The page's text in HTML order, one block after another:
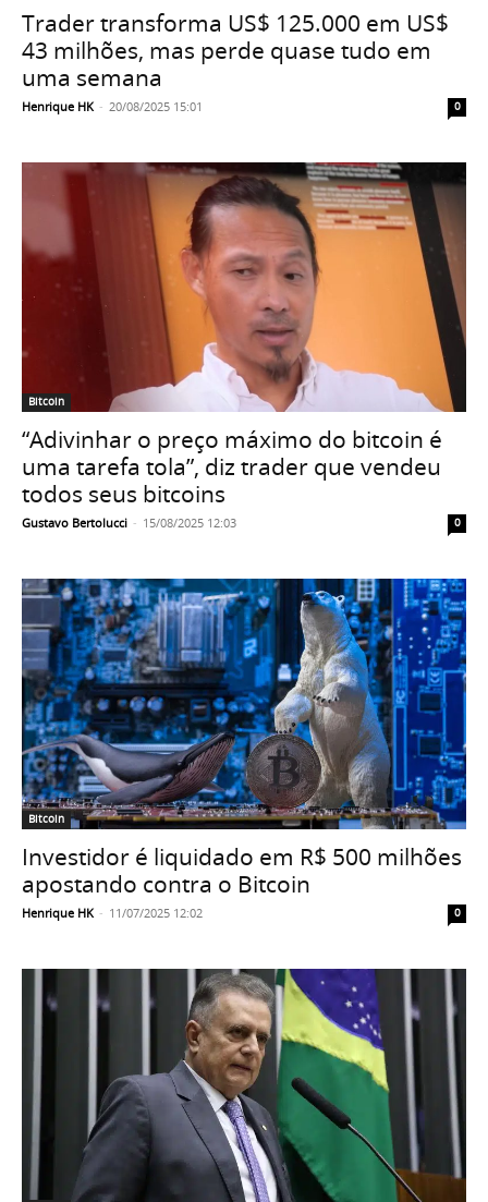
Trader transforma US$ 125.000 em US$
43 milhões, mas perde quase tudo em
uma semana
Henrique HK - 20/08/2025 15:01 0
Bitcoin
“Adivinhar o preço máximo do bitcoin é
uma tarefa tola”, diz trader que vendeu
todos seus bitcoins
Gustavo Bertolucci - 15/08/2025 12:03 0
Bitcoin
Investidor é liquidado em R$ 500 milhões
apostando contra o Bitcoin
Henrique HK - 11/07/2025 12:02 0